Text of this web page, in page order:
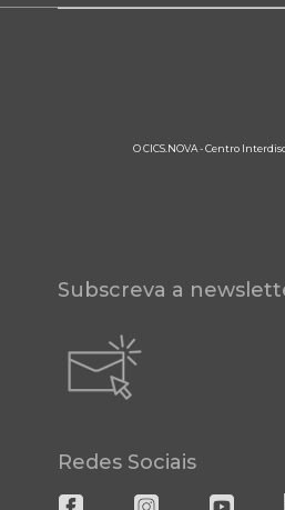
O CICS.NOVA - Centro
Subscreva a
Redes Sociais